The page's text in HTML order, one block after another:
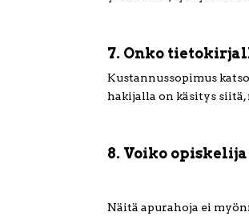
7. Onko
Kustannussopimus
hakijalla on käsitys
8. Voiko
Näitä apurahoja ei